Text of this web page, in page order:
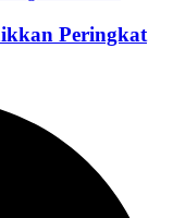
Peringkat